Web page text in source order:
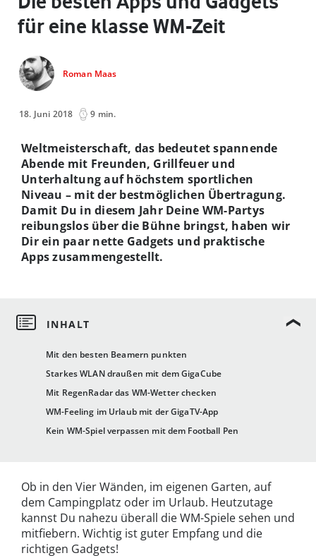
für eine klasse WM-Zeit
Roman Maas
18. Juni 2018 9 min.
Mit den besten Beamern punkten
Starkes WLAN draußen mit dem GigaCube
Mit RegenRadar das WM-Wetter checken
WM-Feeling im Urlaub mit der GigaTV-App
Kein WM-Spiel verpassen mit dem Football Pen
Weltmeisterschaft, das bedeutet spannende
Abende mit Freunden, Grillfeuer und
Unterhaltung auf höchstem sportlichen
Niveau – mit der bestmöglichen Übertragung.
Damit Du in diesem Jahr Deine WM-Partys
reibungslos über die Bühne bringst, haben wir
Dir ein paar nette Gadgets und praktische
Apps zusammengestellt.
Ob in den Vier Wänden, im eigenen Garten, auf
dem Campingplatz oder im Urlaub. Heutzutage
kannst Du nahezu überall die WM-Spiele sehen und
mitfiebern. Wichtig ist guter Empfang und die
richtigen Gadgets!